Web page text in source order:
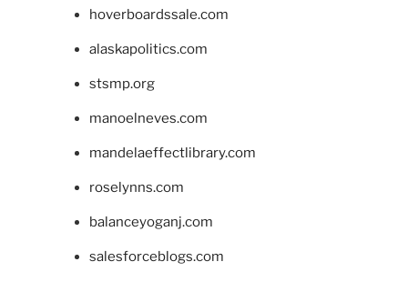
hoverboardssale.com
alaskapolitics.com
stsmp.org
manoelneves.com
mandelaeffectlibrary.com
roselynns.com
balanceyoganj.com
salesforceblogs.com